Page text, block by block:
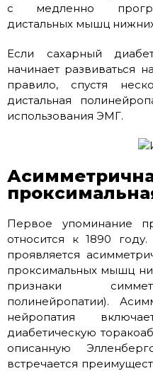
с медленно
дистальных мышц
Если сахарный
начинает развиваться
правило, спустя
дистальная
использования ЭМГ.
Первое упоминание
относится к 1890
проявляется
проксимальных мышц
признаки
полинейропатии).
нейропатия
диабетическую
описанную
встречается